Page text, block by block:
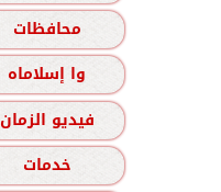
محافظات
وا إسلاماه
فيديو الزمان
خدمات